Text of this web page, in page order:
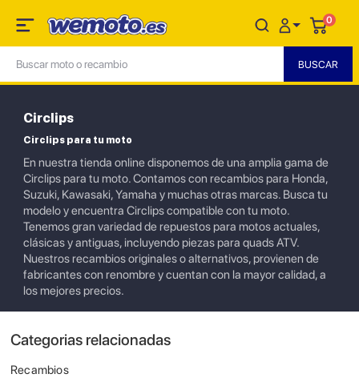
0
Circlips
Circlips para tu moto
En nuestra tienda online disponemos de una amplia gama de
Circlips para tu moto. Contamos con recambios para Honda,
Suzuki, Kawasaki, Yamaha y muchas otras marcas. Busca tu
modelo y encuentra Circlips compatible con tu moto.
Tenemos gran variedad de repuestos para motos actuales,
clásicas y antiguas, incluyendo piezas para quads ATV.
Nuestros recambios originales o alternativos, provienen de
fabricantes con renombre y cuentan con la mayor calidad, a
los mejores precios.
Categorias relacionadas
Recambios